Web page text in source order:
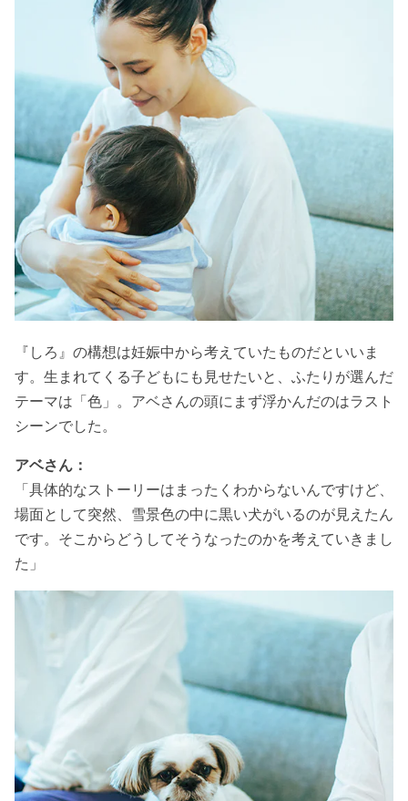
『しろ』の構想は妊娠中から考えていたものだといいま
す。生まれてくる子どもにも見せたいと、ふたりが選んだ
テーマは「色」。アベさんの頭にまず浮かんだのはラスト
シーンでした。
アベさん：
「具体的なストーリーはまったくわからないんですけど、
場面として突然、雪景色の中に黒い犬がいるのが見えたん
です。そこからどうしてそうなったのかを考えていきまし
た」